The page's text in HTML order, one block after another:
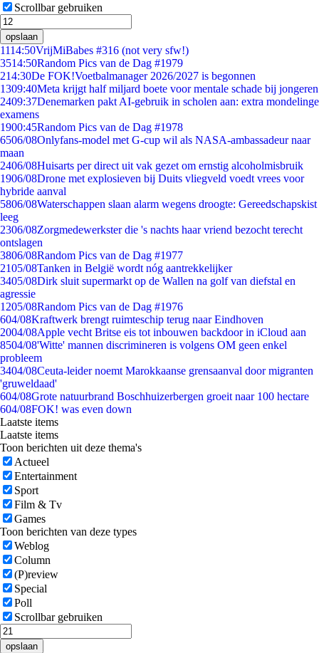
Scrollbar gebruiken
opslaan
1114:50VrijMiBabes #316 (not very sfw!)
3514:50Random Pics van de Dag #1979
214:30De FOK!Voetbalmanager 2026/2027 is begonnen
1309:40Meta krijgt half miljard boete voor mentale schade bij jongeren
2409:37Denemarken pakt AI-gebruik in scholen aan: extra mondelinge
examens
1900:45Random Pics van de Dag #1978
6506/08Onlyfans-model met G-cup wil als NASA-ambassadeur naar
maan
2406/08Huisarts per direct uit vak gezet om ernstig alcoholmisbruik
1906/08Drone met explosieven bij Duits vliegveld voedt vrees voor
hybride aanval
5806/08Waterschappen slaan alarm wegens droogte: Gereedschapskist
leeg
2306/08Zorgmedewerkster die 's nachts haar vriend bezocht terecht
ontslagen
3806/08Random Pics van de Dag #1977
2105/08Tanken in België wordt nóg aantrekkelijker
3405/08Dirk sluit supermarkt op de Wallen na golf van diefstal en
agressie
1205/08Random Pics van de Dag #1976
604/08Kraftwerk brengt ruimteschip terug naar Eindhoven
2004/08Apple vecht Britse eis tot inbouwen backdoor in iCloud aan
8504/08'Witte' mannen discrimineren is volgens OM geen enkel
probleem
3404/08Ceuta-leider noemt Marokkaanse grensaanval door migranten
'gruweldaad'
604/08Grote natuurbrand Boschhuizerbergen groeit naar 100 hectare
604/08FOK! was even down
Laatste items
Laatste items
Toon berichten uit deze thema's
Actueel
Entertainment
Sport
Film & Tv
Games
Toon berichten van deze types
Weblog
Column
(P)review
Special
Poll
Scrollbar gebruiken
opslaan